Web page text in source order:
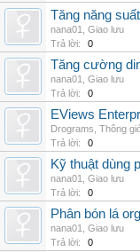
Tăng năng
nana01
Giao lưu
Trả lời:
0
Tăng cường
nana01
Giao lưu
Trả lời:
0
EViews
Drograms Thông
Trả lời:
0
Kỹ thuật dùng
nana01
Giao lưu
Trả lời:
0
Phân bón lá
nana01
Giao lưu
Trả lời:
0